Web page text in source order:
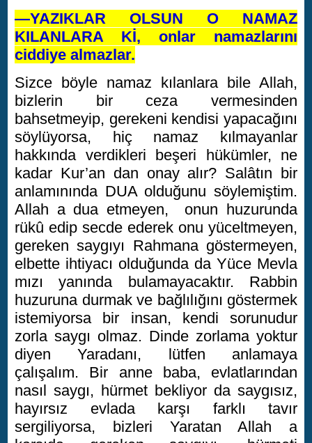
—YAZIKLAR OLSUN O NAMAZ
KILANLARA Kİ, onlar namazlarını
ciddiye almazlar.
Sizce böyle namaz kılanlara bile Allah,
bizlerin bir ceza vermesinden
bahsetmeyip, gerekeni kendisi yapacağını
söylüyorsa, hiç namaz kılmayanlar
hakkında verdikleri beşeri hükümler, ne
kadar Kur’an dan onay alır? Salâtın bir
anlamınında DUA olduğunu söylemiştim.
Allah a dua etmeyen, onun huzurunda
rükû edip secde ederek onu yüceltmeyen,
gereken saygıyı Rahmana göstermeyen,
elbette ihtiyacı olduğunda da Yüce Mevla
mızı yanında bulamayacaktır. Rabbin
huzuruna durmak ve bağlılığını göstermek
istemiyorsa bir insan, kendi sorunudur
zorla saygı olmaz. Dinde zorlama yoktur
diyen Yaradanı, lütfen anlamaya
çalışalım. Bir anne baba, evlatlarından
nasıl saygı, hürmet bekliyor da saygısız,
hayırsız evlada karşı farklı tavır
sergiliyorsa, bizleri Yaratan Allah a